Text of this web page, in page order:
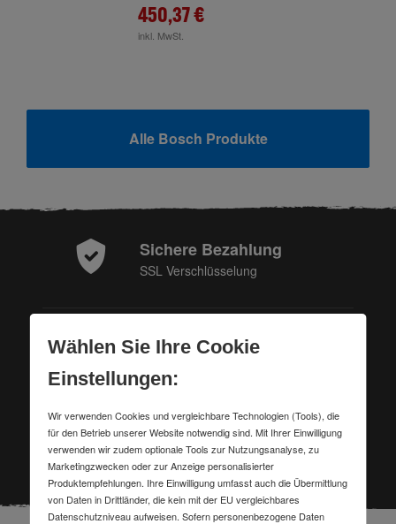
450,37 €
inkl. MwSt.
Alle Bosch Produkte
Sichere Bezahlung
SSL Verschlüsselung
Gratis Versand
Kostenlose Retoure
per DHL verschicken
Wählen Sie Ihre Cookie
Einstellungen:
Wir verwenden Cookies und vergleichbare Technologien (Tools), die
für den Betrieb unserer Website notwendig sind. Mit Ihrer Einwilligung
verwenden wir zudem optionale Tools zur Nutzungsanalyse, zu
Marketingzwecken oder zur Anzeige personalisierter
Produktempfehlungen. Ihre Einwilligung umfasst auch die Übermittlung
von Daten in Drittländer, die kein mit der EU vergleichbares
Datenschutzniveau aufweisen. Sofern personenbezogene Daten